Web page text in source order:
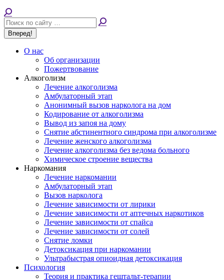
Поиск:
О нас
Об организации
Пожертвование
Алкоголизм
Лечение алкоголизма
Амбулаторный этап
Анонимный вызов нарколога на дом
Кодирование от алкоголизма
Вывод из запоя на дому
Снятие абстинентного синдрома при алкоголизме
Лечение женского алкоголизма
Лечение алкоголизма без ведома больного
Химическое строение вещества
Наркомания
Лечение наркомании
Амбулаторный этап
Вызов нарколога
Лечение зависимости от лирики
Лечение зависимости от аптечных наркотиков
Лечение зависимости от спайса
Лечение зависимости от солей
Снятие ломки
Детоксикация при наркомании
Ультрабыстрая опиоидная детоксикация
Психология
Теория и практика гештальт-терапии